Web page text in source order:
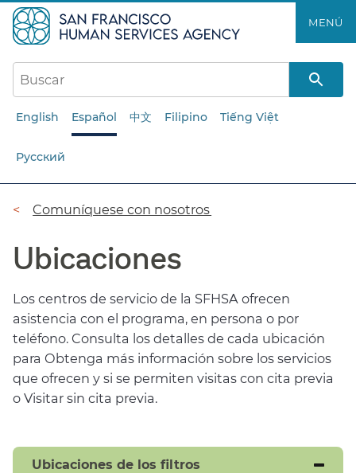
al
contenido
principal​​
MENÚ​​
English Español 中文 Filipino Tiếng Việt
Русский
Ruta
navegación​​
Comuníquese con nosotros​​
Ubicaciones​​
Los centros de servicio de la SFHSA ofrecen
asistencia con el programa, en persona o por
teléfono. Consulta los detalles de cada ubicación
para Obtenga más información sobre los servicios
que ofrecen y si se permiten visitas con cita previa
o Visitar sin cita previa.​​
Ubicaciones de los filtros​​